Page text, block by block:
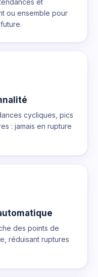
ou ensemble pour
cycliques, pics
: jamais en rupture
des points de
réduisant ruptures